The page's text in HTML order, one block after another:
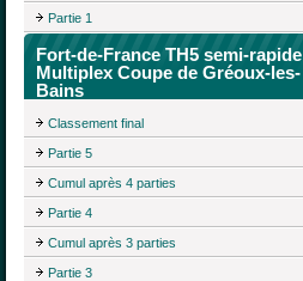
Partie 1
Fort-de-France TH5 semi-rapide
Multiplex Coupe de Gréoux-les-
Bains
Classement final
Partie 5
Cumul après 4 parties
Partie 4
Cumul après 3 parties
Partie 3